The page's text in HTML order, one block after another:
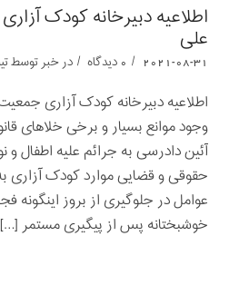
اطلاعیه دبیرخانه کودک
علی
2021-08-31
/ 0 دیدگاه / درخبرتوسط
اطلاعیه دبیرخانه کودک آزاری
وجود موانع بسیار و برخی خلاهای
آئین دادرسی به جرائم علیه اطفال و
حقوقی و قضایی موارد کودک آزاری
عوامل در جلوگیری از بروز اینگونه
خوشبختانه پس از پیگیری مستمر […]